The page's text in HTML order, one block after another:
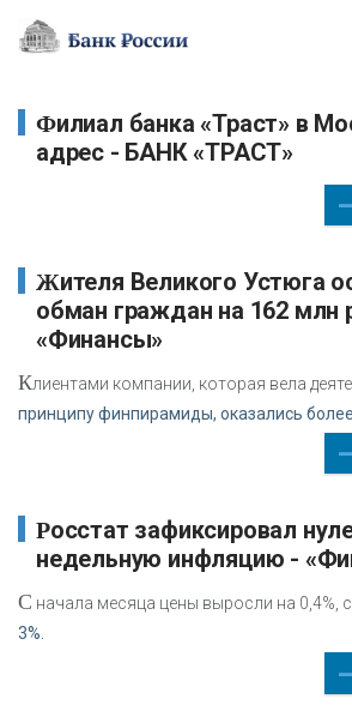
Филиал банка «Траст» в Москве изменит
адрес - БАНК «ТРАСТ»
Жителя Великого Устюга осудили за
обман граждан на 162 млн
«Финансы»
Клиентами компании, которая вела
принципу финпирамиды, оказались
Росстат зафиксировал нулевую
недельную инфляцию -
С начала месяца цены выросли на 0,4%,
3%.